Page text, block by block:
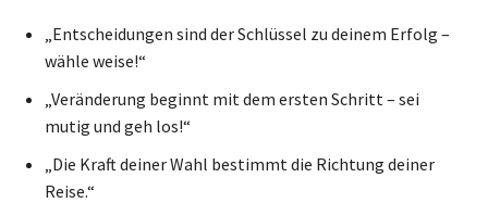
„Entscheidungen sind der Schlüssel zu deinem Erfolg –
wähle weise!“
„Veränderung beginnt mit dem ersten Schritt – sei
mutig und geh los!“
„Die Kraft deiner Wahl bestimmt die Richtung deiner
Reise.“